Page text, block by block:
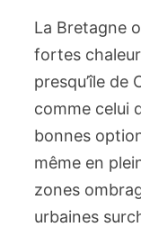
La Bretagne
fortes
presqu’île
comme celui
bonnes
même en
zones
urbaines